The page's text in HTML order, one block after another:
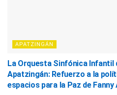
APATZINGÁN
La Orquesta Sinfónica Infantil
Apatzingán: Refuerzo a la
espacios para la Paz de